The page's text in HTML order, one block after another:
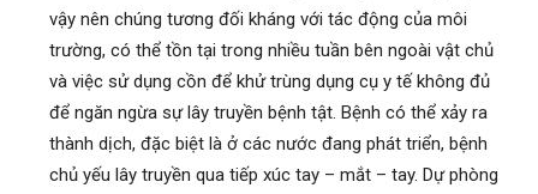
vậy nên chúng tương đối kháng với tác động của môi
trường, có thể tồn tại trong nhiều tuần bên ngoài vật chủ
và việc sử dụng cồn để khử trùng dụng cụ y tế không đủ
để ngăn ngừa sự lây truyền bệnh tật. Bệnh có thể xảy ra
thành dịch, đặc biệt là ở các nước đang phát triển, bệnh
chủ yếu lây truyền qua tiếp xúc tay – mắt – tay. Dự phòng